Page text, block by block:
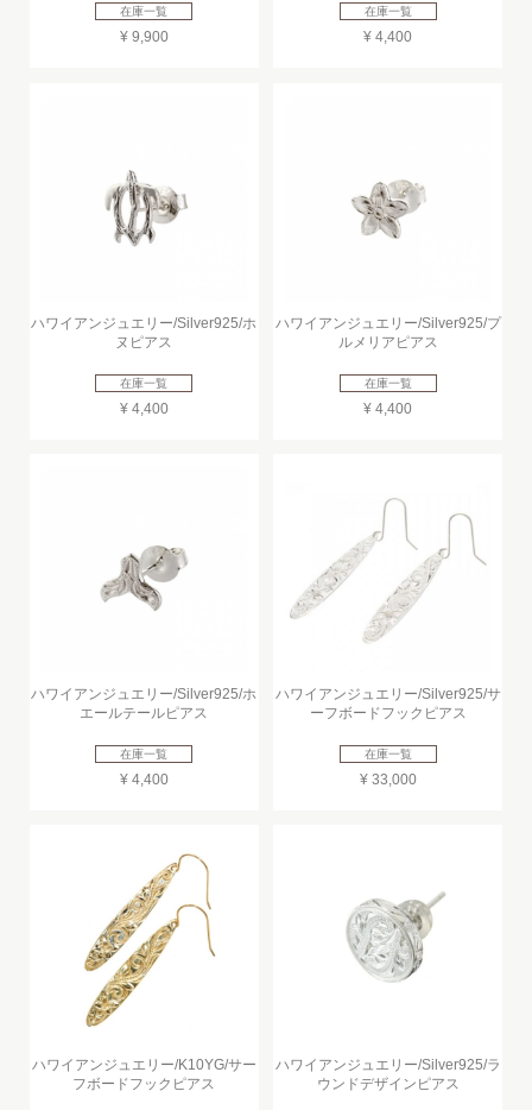
在庫一覧
¥ 9,900
在庫一覧
¥ 4,400
ハワイアンジュエリー/Silver925/ホ
ヌピアス
在庫一覧
¥ 4,400
ハワイアンジュエリー/Silver925/プ
ルメリアピアス
在庫一覧
¥ 4,400
ハワイアンジュエリー/Silver925/ホ
エールテールピアス
在庫一覧
¥ 4,400
ハワイアンジュエリー/Silver925/サ
ーフボードフックピアス
在庫一覧
¥ 33,000
ハワイアンジュエリー/K10YG/サー
フボードフックピアス
ハワイアンジュエリー/Silver925/ラ
ウンドデザインピアス